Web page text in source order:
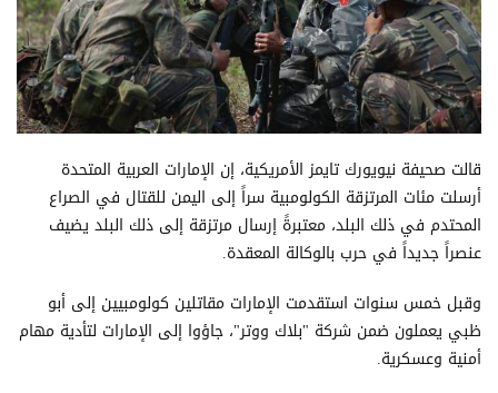
قالت صحيفة نيويورك تايمز الأمريكية، إن الإمارات العربية المتحدة
أرسلت مئات المرتزقة الكولومبية سراً إلى اليمن للقتال في الصراع
المحتدم في ذلك البلد، معتبرةً إرسال مرتزقة إلى ذلك البلد يضيف
عنصراً جديداً في حرب بالوكالة المعقدة.
وقبل خمس سنوات استقدمت الإمارات مقاتلين كولومبيين إلى أبو
ظبي يعملون ضمن شركة "بلاك ووتر"، جاؤوا إلى الإمارات لتأدية مهام
أمنية وعسكرية.